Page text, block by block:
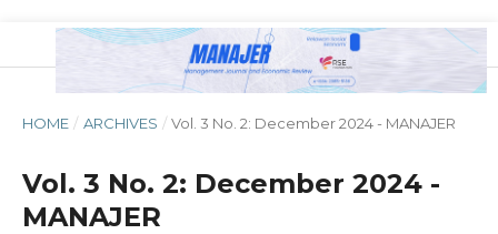
HOME / ARCHIVES / Vol. 3 No. 2: December 2024 - MANAJER
Vol. 3 No. 2: December 2024 -
MANAJER